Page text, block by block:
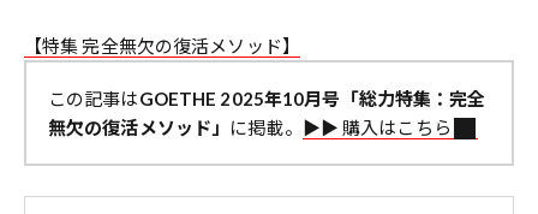
【特集 完全無欠の復活メソッド】
この記事はGOETHE 2025年10月号「総力特集：完全
無欠の復活メソッド」 に掲載。 ▶︎▶︎ 購入はこちら